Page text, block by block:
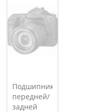
корзину
Подшипник
передней/
задней